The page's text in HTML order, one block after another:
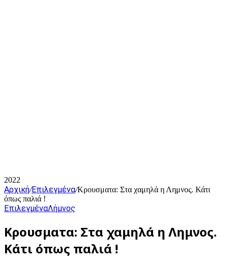
2022
Αρχική/Επιλεγμένα/Κρουσματα: Στα χαμηλά η Λημνος. Κάτι
όπως παλιά !
ΕπιλεγμέναΛήμνος
Κρουσματα: Στα χαμηλά η Λημνος.
Κάτι όπως παλιά !